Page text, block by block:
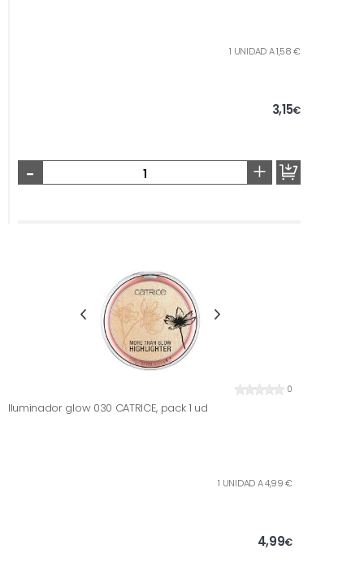
1 UNIDAD A 1,58 €
3,15€
- +
0
Iluminador glow 030 CATRICE, pack 1 ud
1 UNIDAD A 4,99 €
4,99€